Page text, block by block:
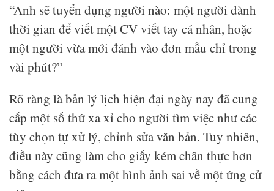
“Anh sẽ tuyển dụng người nào: một người dành
thời gian để viết một CV viết tay cá nhân, hoặc
một người vừa mới đánh vào đơn mẫu chỉ trong
vài phút?”
Rõ ràng là bản lý lịch hiện đại ngày nay đã cung
cấp một số thứ xa xỉ cho người tìm việc như các
tùy chọn tự xử lý, chỉnh sửa văn bản. Tuy nhiên,
điều này cũng làm cho giấy kém chân thực hơn
bằng cách đưa ra một hình ảnh sai về một ứng cử